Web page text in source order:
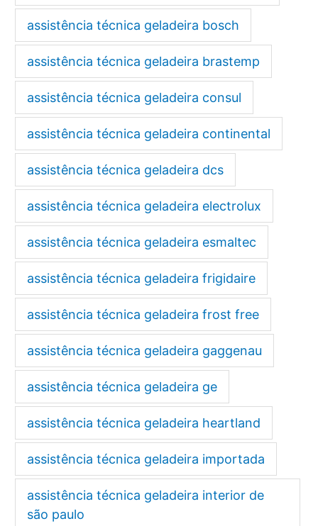
assistência técnica geladeira bosch
assistência técnica geladeira brastemp
assistência técnica geladeira consul
assistência técnica geladeira continental
assistência técnica geladeira dcs
assistência técnica geladeira electrolux
assistência técnica geladeira esmaltec
assistência técnica geladeira frigidaire
assistência técnica geladeira frost free
assistência técnica geladeira gaggenau
assistência técnica geladeira ge
assistência técnica geladeira heartland
assistência técnica geladeira importada
assistência técnica geladeira interior de
são paulo